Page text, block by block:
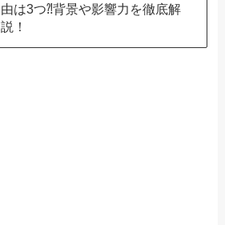
由は3つ⁈背景や影響力を徹底解
説！